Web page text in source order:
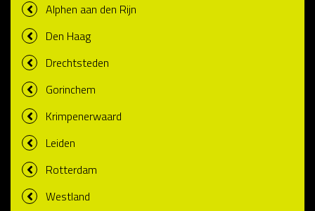
Alphen aan den Rijn
Den Haag
Drechtsteden
Gorinchem
Krimpenerwaard
Leiden
Rotterdam
Westland